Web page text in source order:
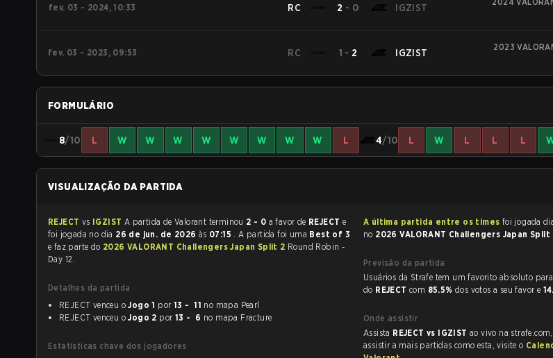
fev. 03 - 2024, 10:33 RC 2 - 0 IGZIST
fev. 03 - 2023, 09:53 RC 1 - 2 IGZIST
2023
FORMULÁRIO
8/10 L W W W W W W W W L 4/10 L W L L L
VISUALIZAÇÃO DA PARTIDA
REJECT vs IGZIST A partida de Valorant terminou 2 - 0 a favor de REJECT e
foi jogada no dia 26 de jun. de 2026 às 07:15 . A partida foi uma Best of 3
e faz parte do 2026 VALORANT Challengers Japan Split 2 Round Robin -
Day 12.
Detalhes da partida
REJECT venceu oJogo 1 por 13 - 11 no mapa Pearl
REJECT venceu oJogo 2 por 13 - 6 no mapa Fracture
Estatísticas chave dos jogadores
A última partida entre os times
no 2026 VALORANT Challengers Japan
Previsão da partida
Usuários da Strafe tem um favorito absoluto para a partida, e preveem a vitória
do REJECT com 85.5% dos votos a seu favor e
Onde assistir
Assista REJECT vs IGZIST ao vivo na
assistir a mais partidas como esta, visite o